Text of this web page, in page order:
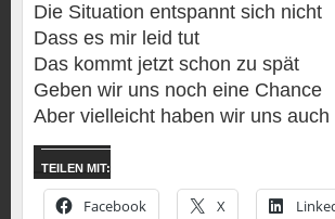
Die Situation entspannt sich nicht
Dass es mir leid tut
Das kommt jetzt schon zu spät
Geben wir uns noch eine Chance
Aber vielleicht haben wir uns
TEILEN MIT:
Facebook X